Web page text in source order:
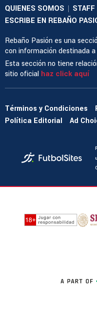
QUIENES SOMOS | STAFF
ESCRIBE EN REBAÑO
Rebaño Pasión es una
con información destinada a
Esta sección no tiene
sitio oficial haz click aquí
Términos y Condiciones
Política Editorial
Ad